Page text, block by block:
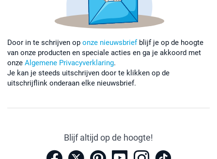
Door in te schrijven op onze nieuwsbriefblijf je op de hoogte
van onze producten en speciale acties en ga je akkoord met
onze Algemene Privacyverklaring.
Je kan je steeds uitschrijven door te klikken op de
uitschrijflink onderaan elke nieuwsbrief.
Blijf altijd op de hoogte!